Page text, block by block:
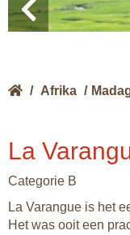
/ Afrika /
La
Categorie B
La Varangue is het
Het was ooit een